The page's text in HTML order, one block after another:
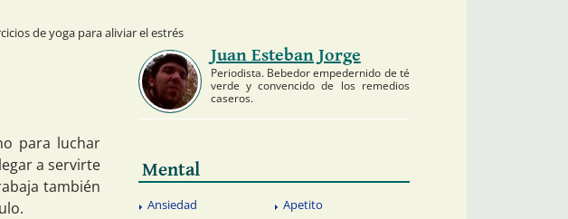
de yoga para aliviar el estrés
para luchar
a servirte
también
Juan Esteban Jorge
Periodista. Bebedor empedernido de té
verde y convencido de los remedios
caseros.
Mental
Ansiedad Apetito